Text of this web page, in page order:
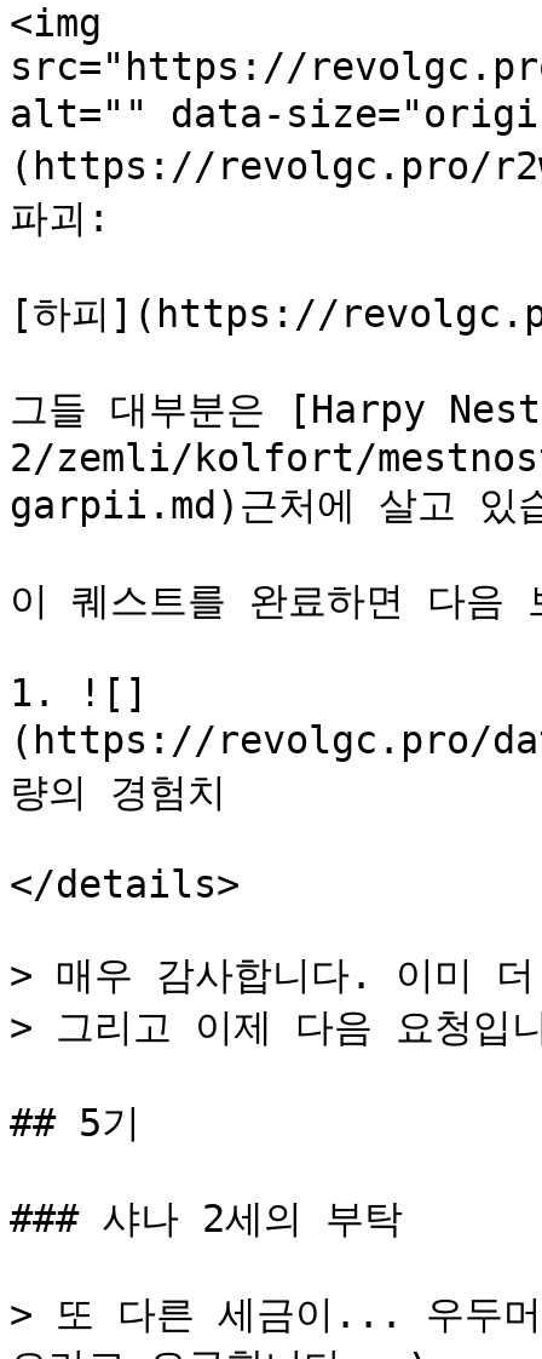
<img
src="https://
alt="" data-
(https://revolgc.pro/
파괴:
[하피](https://
그들 대부분은 [Harpy
2/zemli/kolfort/
garpii.md)근처에 살고 있
이 퀘스트를 완료하면 다음
1. ![]
(https://revolgc.pro/
량의 경험치
</details>
> 매우 감사합니다. 이미
> 그리고 이제 다음 요청입
## 5기
### 샤나 2세의 부탁
> 또 다른 세금이... 우두머